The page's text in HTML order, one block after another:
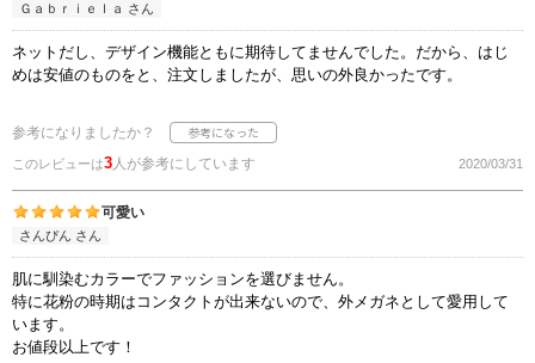
Ｇａｂｒｉｅｌａ さん
ネットだし、デザイン機能ともに期待してませんでした。だから、はじ
めは安値のものをと、注文しましたが、思いの外良かったです。
参考になりましたか？
このレビューは3人が参考にしています 2020/03/31
可愛い
さんぴん さん
肌に馴染むカラーでファッションを選びません。
特に花粉の時期はコンタクトが出来ないので、外メガネとして愛用して
います。
お値段以上です！